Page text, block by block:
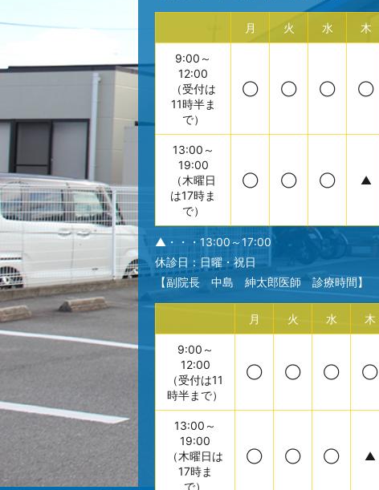
月 火 水 木
9:00～
12:00
（受付は
11時半ま
で）
◯ ◯ ◯ ◯
13:00～
19:00
（木曜日
は17時ま
で）
◯ ◯ ◯ ▲
▲・・・13:00～17:00
休診日：日曜・祝日
【副院長 中島 紳太郎医師 診療時間】
月 火 水 木
9:00～
12:00
（受付は11
時半まで）
◯ ◯ ◯ ◯
13:00～
19:00
（木曜日は
17時ま
で）
◯ ◯ ◯ ▲